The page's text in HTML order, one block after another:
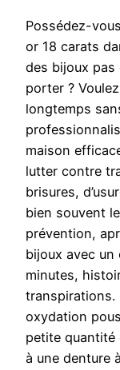
Possédez-
or 18 carats
des bijoux pas
porter ?
longtemps
maison
lutter contre
brisures,
bien souvent
prévention,
bijoux avec
minutes,
transpirations.
oxydation
petite quantité
à une denture